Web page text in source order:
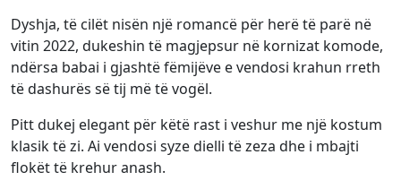
Dyshja, të cilët nisën një romancë për herë të parë në
vitin 2022, dukeshin të magjepsur në kornizat komode,
ndërsa babai i gjashtë fëmijëve e vendosi krahun rreth
të dashurës së tij më të vogël.
Pitt dukej elegant për këtë rast i veshur me një kostum
klasik të zi. Ai vendosi syze dielli të zeza dhe i mbajti
flokët të krehur anash.